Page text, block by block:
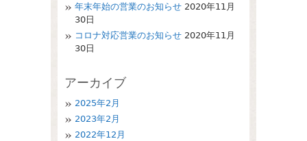
年末年始の営業のお知らせ 2020年11月
30日
コロナ対応営業のお知らせ 2020年11月
30日
アーカイブ
2025年2月
2023年2月
2022年12月